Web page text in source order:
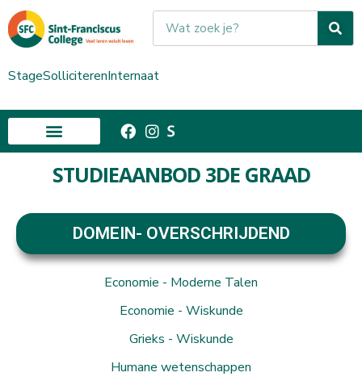
StageSolliciterenInternaat
STUDIEAANBOD 3DE GRAAD
DOMEIN- OVERSCHRIJDEND
Economie - Moderne Talen
Economie - Wiskunde
Grieks - Wiskunde
Humane wetenschappen